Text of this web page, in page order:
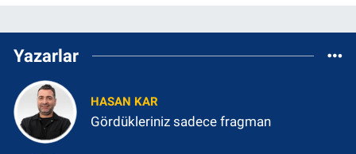
Yazarlar
HASAN KAR
Gördükleriniz sadece fragman